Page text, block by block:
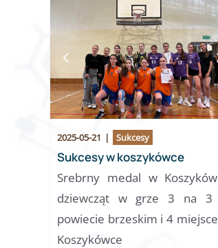
Sukcesy w koszykówce
2025-05-21 | Sukcesy
Srebrny medal w
dziewcząt w grze 3 na 3
powiecie brzeskim i 4
Koszykówce